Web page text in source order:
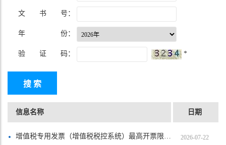
文 书 号：
年 份：
验 证 码： *
信息名称 日期
增值税专用发票（增值税税控系统）最高开票限额审批【韶关市武江区帆海计算机商行（个…… 2026-07-22